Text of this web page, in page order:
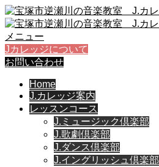
メニュー
Jカレッジについて
お問い合わせ
Home
J.カレッジ案内
レッスンコース
J.ミュージック倶楽部
J.歌劇倶楽部
J.ダンス倶楽部
J.イングリッシュ倶楽部